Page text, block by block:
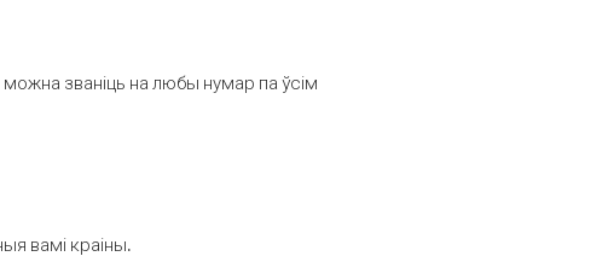
званіць на любы нумар па ўсім
вамі краіны.